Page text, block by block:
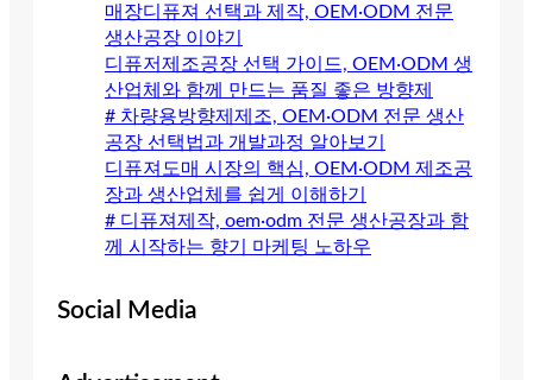
매장디퓨져 선택과 제작, OEM·ODM 전문
생산공장 이야기
디퓨저제조공장 선택 가이드, OEM·ODM 생
산업체와 함께 만드는 품질 좋은 방향제
# 차량용방향제제조, OEM·ODM 전문 생산
공장 선택법과 개발과정 알아보기
디퓨져도매 시장의 핵심, OEM·ODM 제조공
장과 생산업체를 쉽게 이해하기
# 디퓨져제작, oem·odm 전문 생산공장과 함
께 시작하는 향기 마케팅 노하우
Social Media